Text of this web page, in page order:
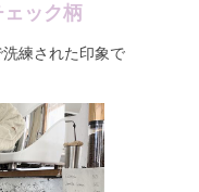
ック柄
練された印象で